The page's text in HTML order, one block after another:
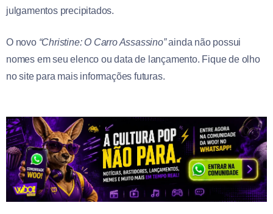
julgamentos precipitados.
O novo “Christine: O Carro Assassino”ainda não possui
nomes em seu elenco ou data de lançamento. Fique de olho
no site para mais informações futuras.